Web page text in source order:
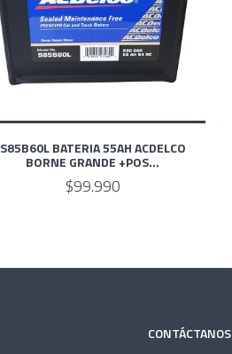
S85B60L BATERIA 55AH ACDELCO
BORNE GRANDE +POS...
$99.990
CONTÁCTANOS